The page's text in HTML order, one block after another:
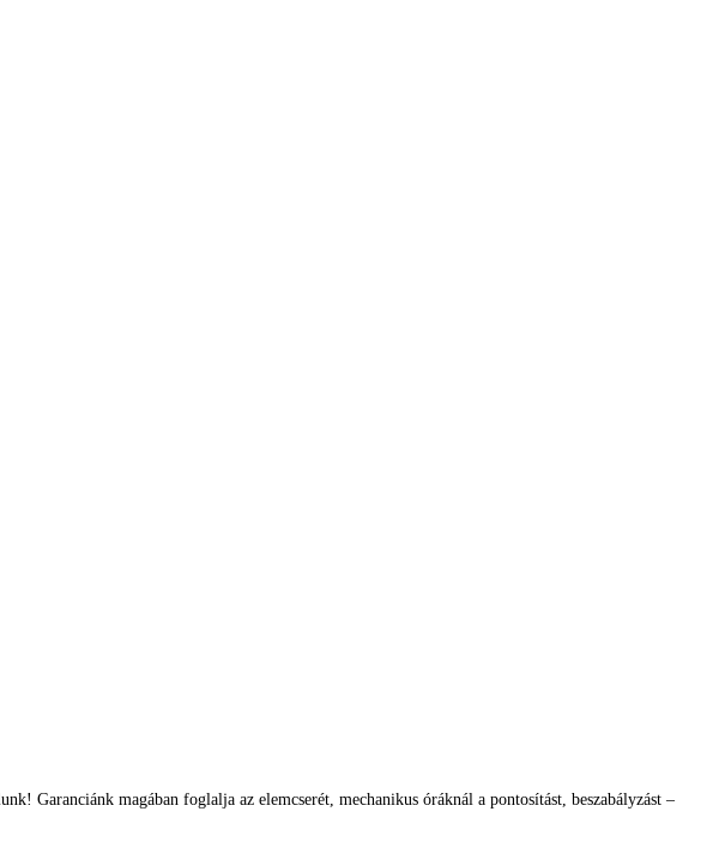
Garanciánk magában foglalja az elemcserét, mechanikus óráknál a pontosítást, beszabályzást –